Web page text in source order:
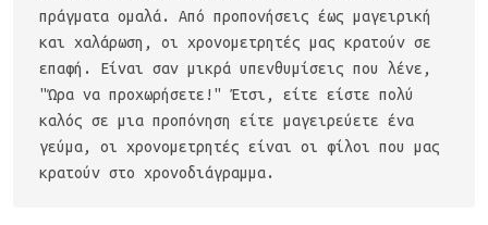
πράγματα ομαλά. Από προπονήσεις έως μαγειρική
και χαλάρωση, οι χρονομετρητές μας κρατούν σε
επαφή. Είναι σαν μικρά υπενθυμίσεις που λένε,
"Ώρα να προχωρήσετε!" Έτσι, είτε είστε πολύ
καλός σε μια προπόνηση είτε μαγειρεύετε ένα
γεύμα, οι χρονομετρητές είναι οι φίλοι που μας
κρατούν στο χρονοδιάγραμμα.